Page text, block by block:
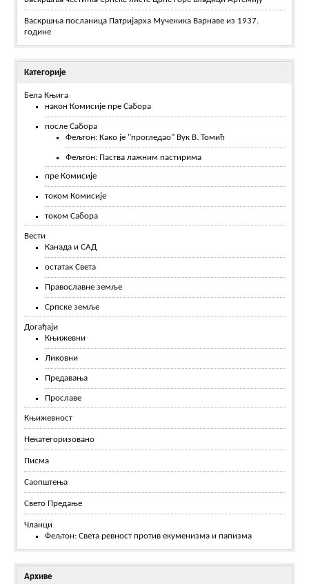
Васкршња посланица Патријарха Мученика Варнаве из 1937.
године
Категорије
Бела Књига
након Комисије пре Сабора
после Сабора
Фељтон: Како је "прогледао" Вук В. Томић
Фељтон: Паства лажним пастирима
пре Комисије
током Комисије
током Сабора
Вести
Канада и САД
остатак Света
Православне земље
Српске земље
Догађаји
Књижевни
Ликовни
Предавања
Прославе
Књижевност
Некатегоризовано
Писма
Саопштења
Свето Предање
Чланци
Фељтон: Света ревност против екуменизма и папизма
Архиве